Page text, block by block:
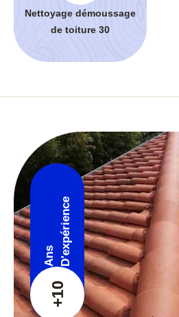
Nettoyage démoussage
de toiture 30
+10
Ans D'expérience